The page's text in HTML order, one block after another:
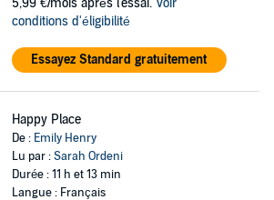
5,99 €/mois après l'essai. Voir
conditions d'éligibilité
Essayez Standard gratuitement
Happy Place
De : Emily Henry
Lu par :Sarah Ordeni
Durée : 11 h et 13 min
Langue : Français